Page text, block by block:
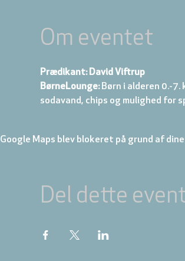
Om eventet
Prædikant: David Viftrup
BørneLounge: Børn i alderen 0.-7.
sodavand, chips og mulighed for
Google Maps blev blokeret på grund af
Del dette